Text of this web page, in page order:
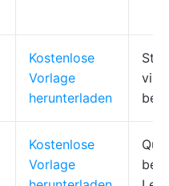
Kostenlose
Vorlage
herunterladen
Kostenlose
Vorlage